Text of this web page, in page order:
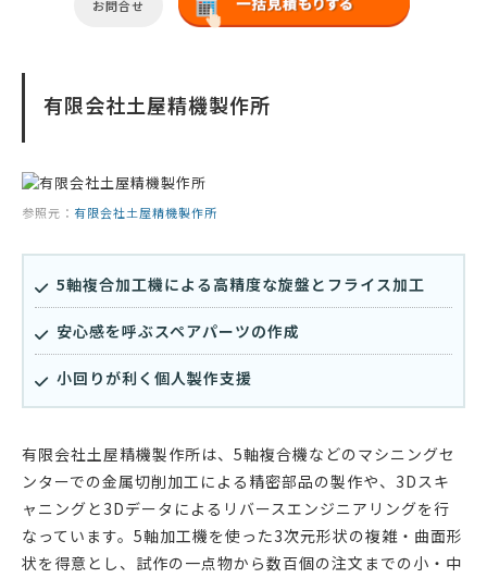
お問合せ
有限会社土屋精機製作所
参照元： 有限会社土屋精機製作所
5軸複合加工機による高精度な旋盤とフライス加工
安心感を呼ぶスペアパーツの作成
小回りが利く個人製作支援
有限会社土屋精機製作所は、5軸複合機などのマシニングセ
ンターでの金属切削加工による精密部品の製作や、3Dスキ
ャニングと3Dデータによるリバースエンジニアリングを行
なっています。5軸加工機を使った3次元形状の複雑・曲面形
状を得意とし、試作の一点物から数百個の注文までの小・中